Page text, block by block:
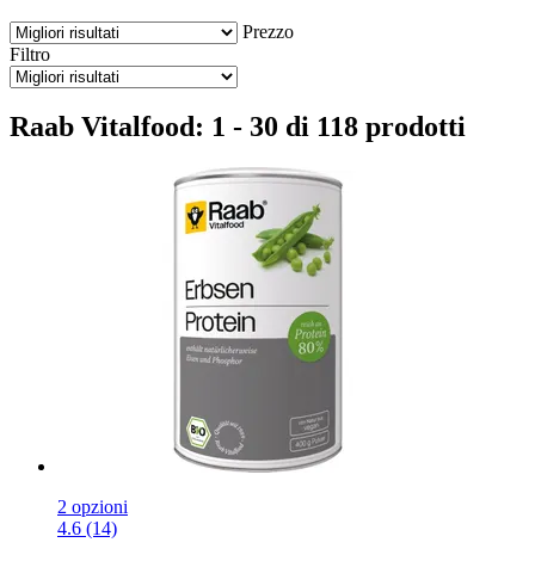
Prezzo
Filtro
Raab Vitalfood: 1 - 30 di 118 prodotti
2 opzioni
4.6 (14)